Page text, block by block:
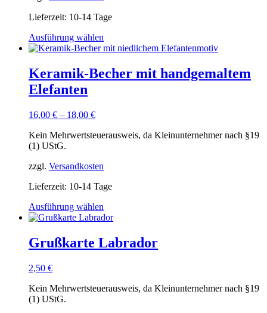
Lieferzeit: 10-14 Tage
Ausführung wählen
Produkt
mehrere
Varianten
auf
Keramik-Becher mit handgemaltem
Elefanten
16,00 € – 18,00 €
Kein Mehrwertsteuerausweis, da Kleinunternehmer nach §19
(1) UStG.
zzgl. Versandkosten
Lieferzeit: 10-14 Tage
Ausführung wählen
Produkt
mehrere
Varianten
können
Grußkarte Labrador
2,50 €
Kein Mehrwertsteuerausweis, da Kleinunternehmer nach §19
(1) UStG.